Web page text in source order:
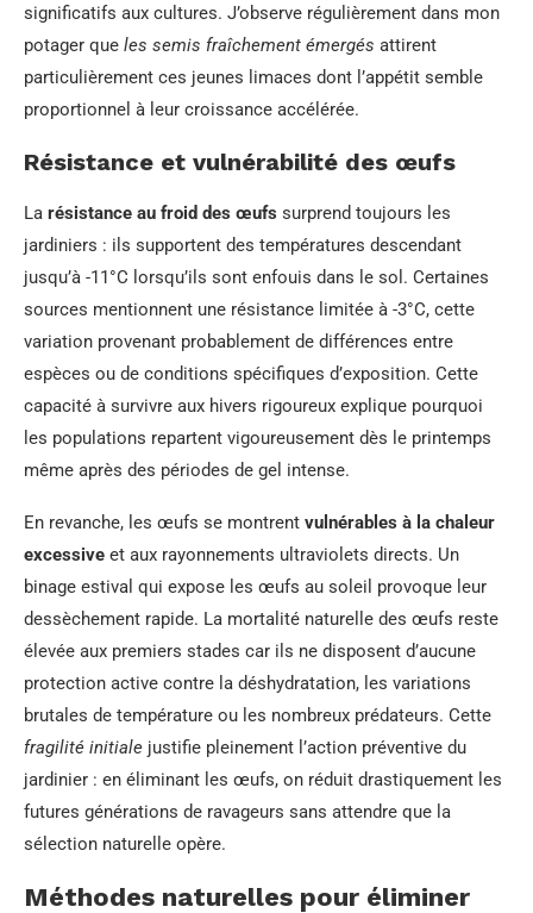
significatifs aux cultures. J’observe régulièrement dans mon
potager que les semis fraîchement émergés attirent
particulièrement ces jeunes limaces dont l’appétit semble
proportionnel à leur croissance accélérée.
Résistance et vulnérabilité des œufs
La résistance au froid des œufs surprend toujours les
jardiniers : ils supportent des températures descendant
jusqu’à -11°C lorsqu’ils sont enfouis dans le sol. Certaines
sources mentionnent une résistance limitée à -3°C, cette
variation provenant probablement de différences entre
espèces ou de conditions spécifiques d’exposition. Cette
capacité à survivre aux hivers rigoureux explique pourquoi
les populations repartent vigoureusement dès le printemps
même après des périodes de gel intense.
En revanche, les œufs se montrent vulnérables à la chaleur
excessive et aux rayonnements ultraviolets directs. Un
binage estival qui expose les œufs au soleil provoque leur
dessèchement rapide. La mortalité naturelle des œufs reste
élevée aux premiers stades car ils ne disposent d’aucune
protection active contre la déshydratation, les variations
brutales de température ou les nombreux prédateurs. Cette
fragilité initiale justifie pleinement l’action préventive du
jardinier : en éliminant les œufs, on réduit drastiquement les
futures générations de ravageurs sans attendre que la
sélection naturelle opère.
Méthodes naturelles pour éliminer